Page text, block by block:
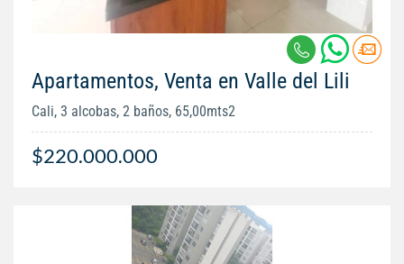
Apartamentos, Venta en Valle del Lili
Cali, 3 alcobas, 2 baños, 65,00mts2
$220.000.000